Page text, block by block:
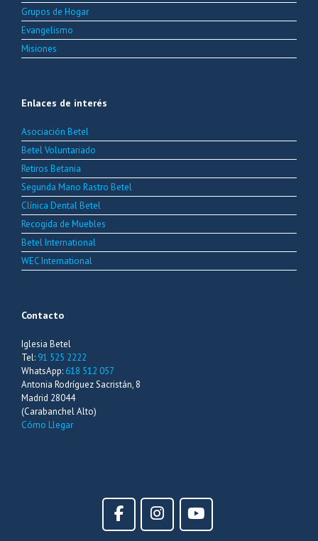
Grupos de Hogar
Evangelismo
Misiones
Enlaces de interés
Asociación Betel
Betel Voluntariado
Retiros Betania
Segunda Mano Rastro Betel
Clínica Dental Betel
Recogida de Muebles
Betel International
WEC International
Contacto
Iglesia Betel
Tel: 91 525 2222
WhatsApp: 618 512 057
Antonia Rodríguez Sacristán, 8
Madrid 28044
(Carabanchel Alto)
Cómo Llegar